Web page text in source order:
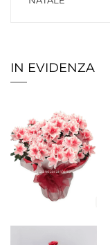
IN EVIDENZA